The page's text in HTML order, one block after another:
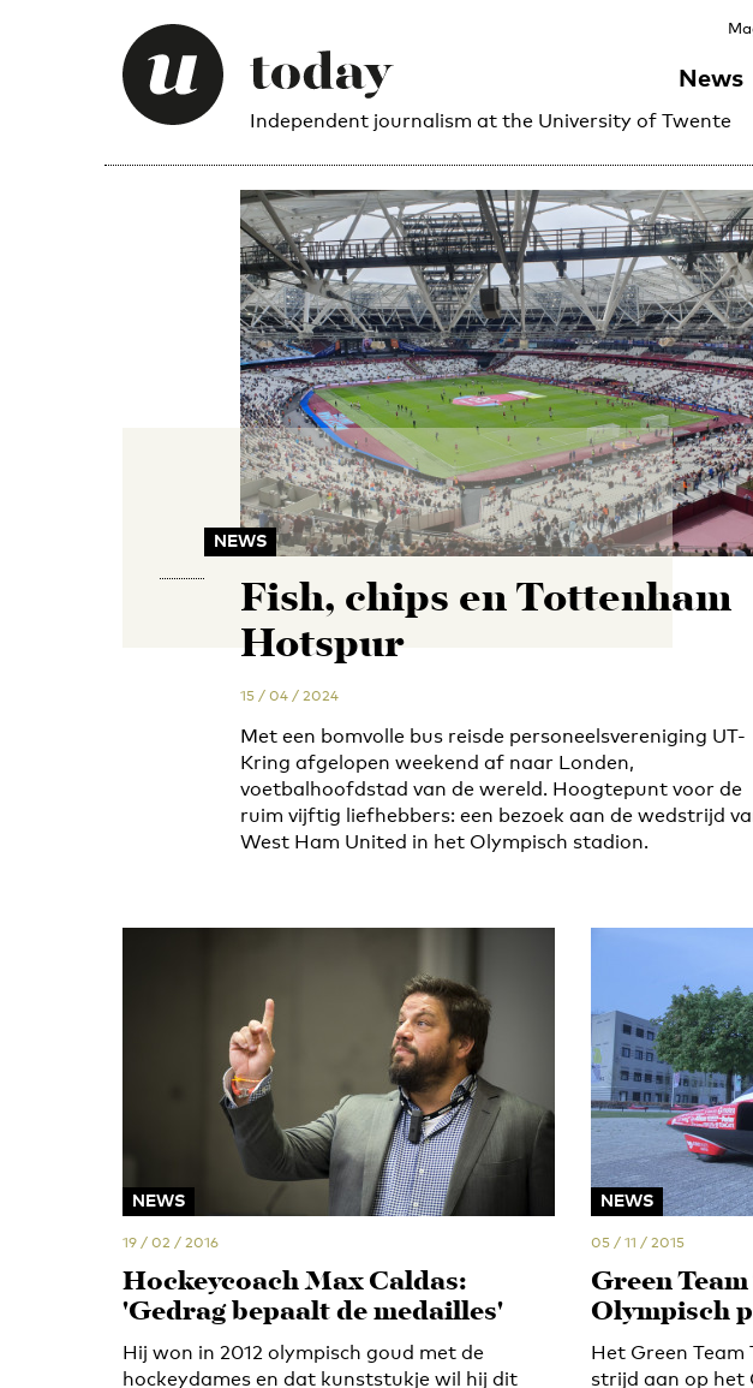
Independent journalism at the University of Twente
News
NEWS
Fish, chips en Tottenham
Hotspur
15 / 04 / 2024
Met een bomvolle bus reisde personeelsvereniging UT-
Kring afgelopen weekend af naar Londen,
voetbalhoofdstad van de wereld. Hoogtepunt voor de
ruim vijftig liefhebbers: een bezoek aan de wedstrijd
West Ham United in het Olympisch stadion.
NEWS
19 / 02 / 2016
Hockeycoach Max Caldas:
'Gedrag bepaalt de medailles'
Hij won in 2012 olympisch goud met de
hockeydames en dat kunststukje wil hij dit
NEWS
05 / 11 / 2015
Green
Olympisch
Het Green
strijd aan op het